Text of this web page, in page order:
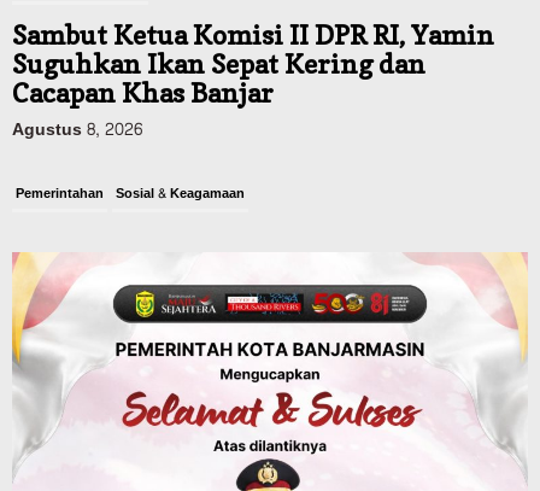
Sambut Ketua Komisi II DPR RI, Yamin
Suguhkan Ikan Sepat Kering dan
Cacapan Khas Banjar
Agustus 8, 2026
Pemerintahan Sosial & Keagamaan
Digital, Target 30 Persen IKD Masih
Jauh, Komisi II DPR Turun Tangan
Agustus 7, 2026
Dinas PUPR Kalsel Headline Pembangunan
Jalan Veteran Km 5,5 Sungai Lulut
Dibuka Pasca Retak dan Amblas,